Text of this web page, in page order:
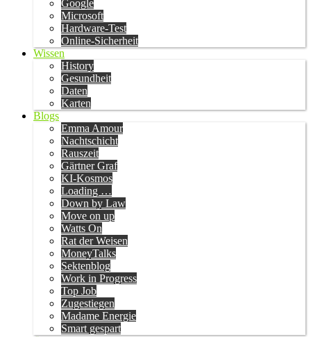
Google
Microsoft
Hardware-Test
Online-Sicherheit
Wissen
History
Gesundheit
Daten
Karten
Blogs
Emma Amour
Nachtschicht
Rauszeit
Gärtner Graf
KI-Kosmos
Loading …
Down by Law
Move on up
Watts On
Rat der Weisen
MoneyTalks
Sektenblog
Work in Progress
Top Job
Zugestiegen
Madame Energie
Smart gespart